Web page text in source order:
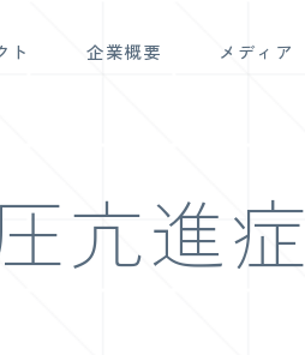
ト 企業概要 メディア
亢進症